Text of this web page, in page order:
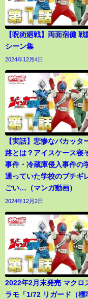
【呪術廻戦】両面宿儺 戦
シーン集
2024年12月4日
【実話】悲惨なバカッタ
路とは？アイスケース寝
事件・冷蔵庫侵入事件の
通っていた学校のブチギ
ごい…（マンガ動画）
2024年12月2日
2022年2月末発売 マクロ
ラモ「1/72 リガード（標